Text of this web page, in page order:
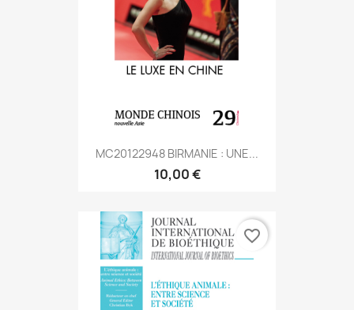
MC20122948 BIRMANIE : UNE...
10,00 €
favorite_border